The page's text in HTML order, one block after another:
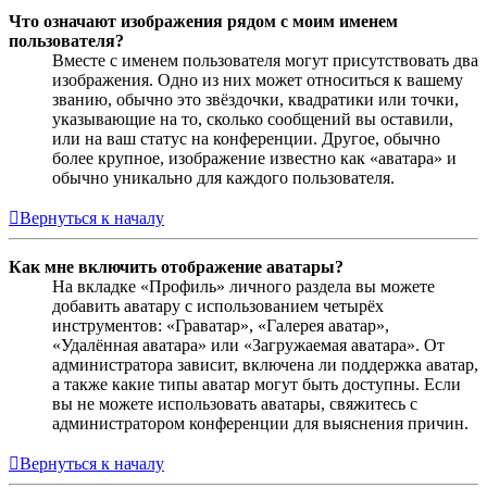
Что означают изображения рядом с моим именем
пользователя?
Вместе с именем пользователя могут присутствовать два
изображения. Одно из них может относиться к вашему
званию, обычно это звёздочки, квадратики или точки,
указывающие на то, сколько сообщений вы оставили,
или на ваш статус на конференции. Другое, обычно
более крупное, изображение известно как «аватара» и
обычно уникально для каждого пользователя.
Вернуться к началу
Как мне включить отображение аватары?
На вкладке «Профиль» личного раздела вы можете
добавить аватару с использованием четырёх
инструментов: «Граватар», «Галерея аватар»,
«Удалённая аватара» или «Загружаемая аватара». От
администратора зависит, включена ли поддержка аватар,
а также какие типы аватар могут быть доступны. Если
вы не можете использовать аватары, свяжитесь с
администратором конференции для выяснения причин.
Вернуться к началу